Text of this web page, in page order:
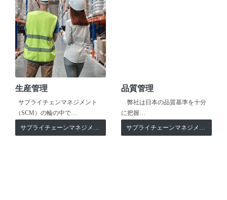
生産管理
サプライチェンマネジメント
（SCM）の輪の中で…
サプライチェーンマネジメント
品質管理
弊社は日本の品質基準を十分
に把握…
サプライチェーンマネジメント